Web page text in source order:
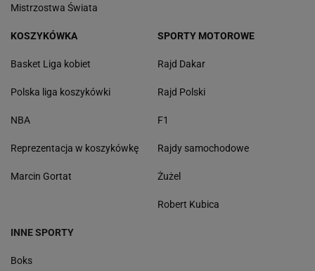
Mistrzostwa Świata
KOSZYKÓWKA
Basket Liga kobiet
Polska liga koszykówki
NBA
Reprezentacja w koszykówkę
Marcin Gortat
SPORTY MOTOROWE
Rajd Dakar
Rajd Polski
F1
Rajdy samochodowe
Żużel
Robert Kubica
INNE SPORTY
Boks